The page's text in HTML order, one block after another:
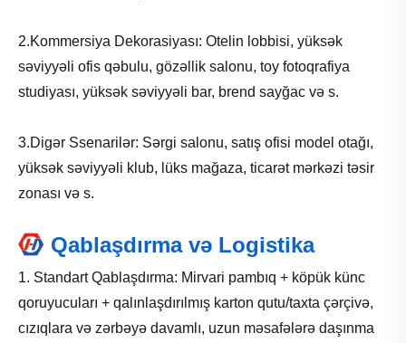
2.Kommersiya Dekorasiyası: Otelin lobbisi, yüksək
səviyyəli ofis qəbulu, gözəllik salonu, toy fotoqrafiya
studiyası, yüksək səviyyəli bar, brend sayğac və s.
3.Digər Ssenarilər: Sərgi salonu, satış ofisi model otağı,
yüksək səviyyəli klub, lüks mağaza, ticarət mərkəzi təsir
zonası və s.
Qablaşdırma və Logistika
1. Standart Qablaşdırma: Mirvari pambıq + köpük künc
qoruyucuları + qalınlaşdırılmış karton qutu/taxta çərçivə,
cızıqlara və zərbəyə davamlı, uzun məsafələrə daşınma